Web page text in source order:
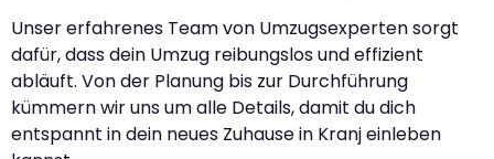
Unser erfahrenes Team von Umzugsexperten sorgt
dafür, dass dein Umzug reibungslos und effizient
abläuft. Von der Planung bis zur Durchführung
kümmern wir uns um alle Details, damit du dich
entspannt in dein neues Zuhause in Kranj einleben